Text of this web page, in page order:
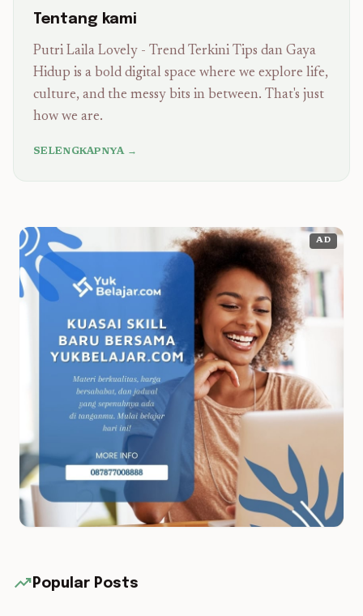
Tentang kami
Putri Laila Lovely - Trend Terkini Tips dan Gaya
Hidup is a bold digital space where we explore life,
culture, and the messy bits in between. That's just
how we are.
SELENGKAPNYA →
AD
trending_up Popular Posts